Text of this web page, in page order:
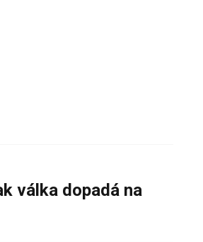
válka dopadá na